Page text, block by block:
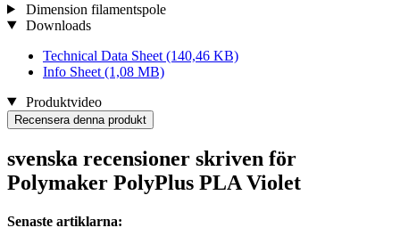
Dimension filamentspole
Downloads
Technical Data Sheet (140,46 KB)
Info Sheet (1,08 MB)
Produktvideo
Recensera denna produkt
svenska recensioner skriven för
Polymaker PolyPlus PLA Violet
Senaste artiklarna: